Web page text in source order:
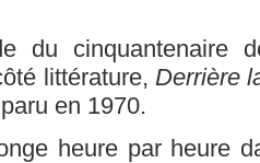
du cinquantenaire
littérature,Derrière
en 1970.
heure par heure